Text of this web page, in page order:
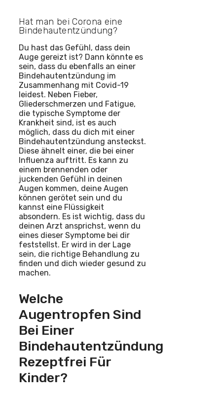
Hat man bei Corona eine
Bindehautentzündung?
Du hast das Gefühl, dass dein
Auge gereizt ist? Dann könnte es
sein, dass du ebenfalls an einer
Bindehautentzündung im
Zusammenhang mit Covid-19
leidest. Neben Fieber,
Gliederschmerzen und Fatigue,
die typische Symptome der
Krankheit sind, ist es auch
möglich, dass du dich mit einer
Bindehautentzündung ansteckst.
Diese ähnelt einer, die bei einer
Influenza auftritt. Es kann zu
einem brennenden oder
juckenden Gefühl in deinen
Augen kommen, deine Augen
können gerötet sein und du
kannst eine Flüssigkeit
absondern. Es ist wichtig, dass du
deinen Arzt ansprichst, wenn du
eines dieser Symptome bei dir
feststellst. Er wird in der Lage
sein, die richtige Behandlung zu
finden und dich wieder gesund zu
machen.
Welche
Augentropfen Sind
Bei Einer
Bindehautentzündung
Rezeptfrei Für
Kinder?